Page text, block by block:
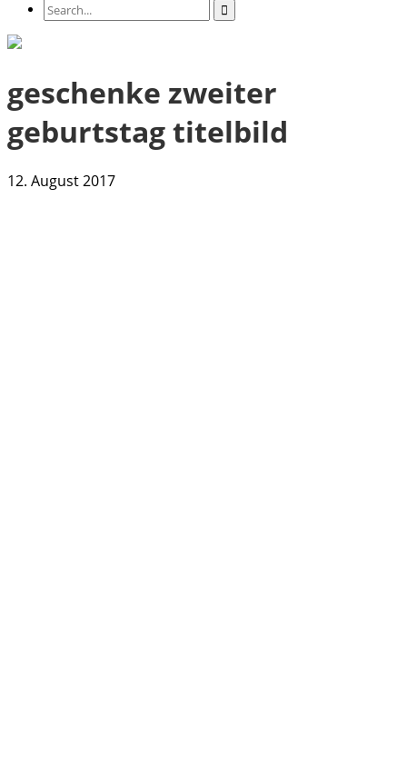
geschenke zweiter
geburtstag titelbild
12. August 2017